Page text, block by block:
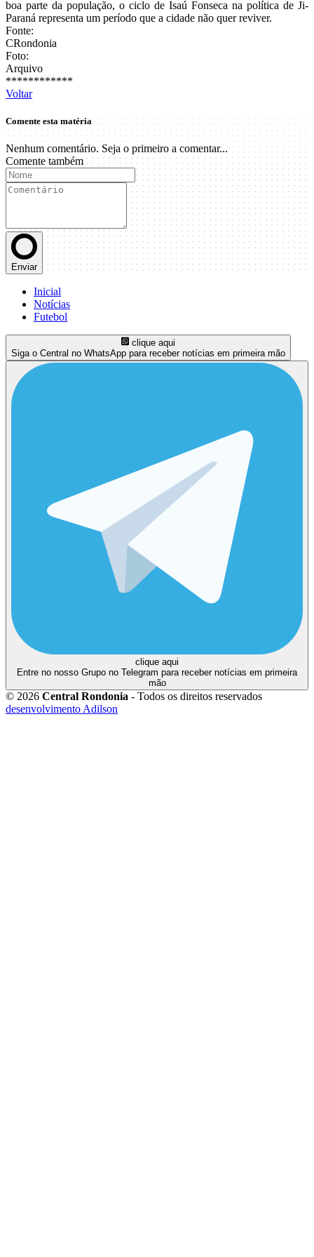
boa parte da população, o ciclo de Isaú Fonseca na política de Ji-
Paraná representa um período que a cidade não quer reviver.
Fonte:
CRondonia
Foto:
Arquivo
************
Voltar
Comente esta matéria
Nenhum comentário. Seja o primeiro a comentar...
Comente também
Enviar
Inicial
Notícias
Futebol
clique aqui
Siga o Central no WhatsApp para receber notícias em primeira mão
clique aqui
Entre no nosso Grupo no Telegram para receber notícias em primeira
mão
© 2026 Central Rondonia - Todos os direitos reservados
desenvolvimento Adilson